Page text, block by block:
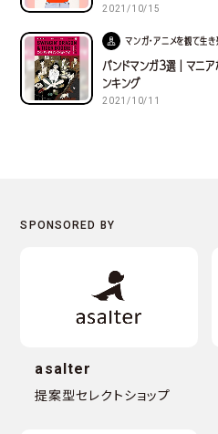
2021/10/15
マンガ・アニメを観て生き
バンドマンガ３選｜マニ
ンキング
2021/10/11
asalter
提案型セレクトショップ